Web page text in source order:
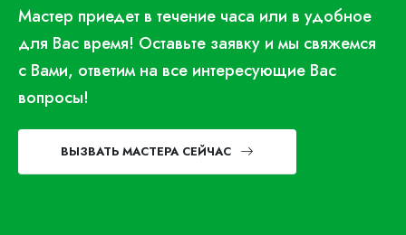
Мастер приедет в течение часа или в удобное
для Вас время! Оставьте заявку и мы свяжемся
с Вами, ответим на все интересующие Вас
вопросы!
ВЫЗВАТЬ МАСТЕРА СЕЙЧАС